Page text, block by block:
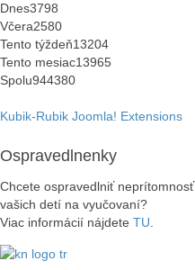
Dnes3798
Včera2580
Tento týždeň13204
Tento mesiac13965
Spolu944380
Kubik-Rubik Joomla! Extensions
Ospravedlnenky
Chcete ospravedlniť neprítomnosť
vašich detí na vyučovaní?
Viac informácií nájdete TU.